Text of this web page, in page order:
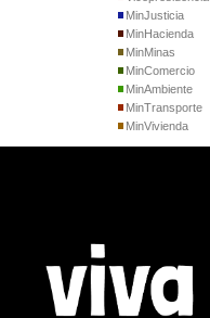
MinJusticia
MinHacienda
MinMinas
MinComercio
MinAmbiente
MinTransporte
MinVivienda